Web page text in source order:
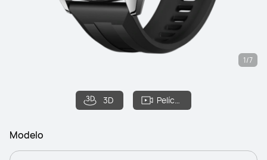
3D Película
1/7
Modelo